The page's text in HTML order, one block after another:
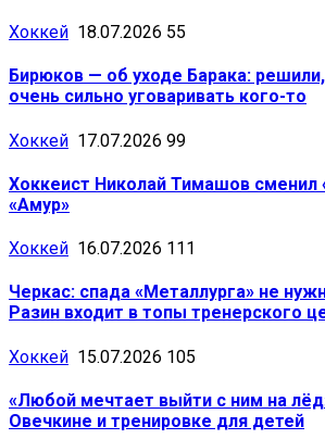
Хоккей 18.07.2026 55
Бирюков — об уходе Барака:
очень сильно уговаривать кого-то
Хоккей 17.07.2026 99
Хоккеист Николай Тимашов сменил
«Амур»
Хоккей 16.07.2026 111
Черкас: спада «Металлурга» не
Разин входит в топы тренерского
Хоккей 15.07.2026 105
«Любой мечтает выйти с ним на
Овечкине и тренировке для детей